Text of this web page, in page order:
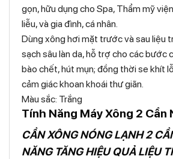
gọn, hữu dụng cho Spa, Thẩm mỹ
liễu, và gia đình, cá nhân.
Dùng xông hơi mặt trước và sau liệu
sạch sâu làn da, hỗ trợ cho các bước
bào chết, hút mụn; đồng thời se khít
cảm giác khoan khoái thư giãn.
Màu sắc: Trắng
Tính Năng Máy Xông 2 Cần
CẦN XÔNG NÓNG LẠNH 2
NĂNG TĂNG HIỆU QUẢ LIỆU